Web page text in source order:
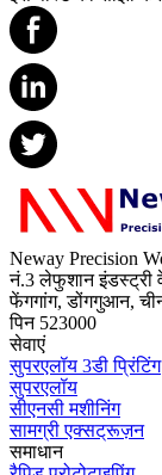
Neway Precision
नं.3 लेफुशान इंडस्ट्री
फेंगगांग, डोंगगुआन,
पिन 523000
सेवाएं
सुपरएलॉय 3डी प्रिंटिंग
सुपरएलॉय
सीएनसी मशीनिंग
सामग्री एक्सट्रूज़न
समाधान